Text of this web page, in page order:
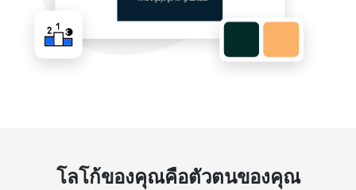
โลโก้ของคุณคือตัวตนของคุณ